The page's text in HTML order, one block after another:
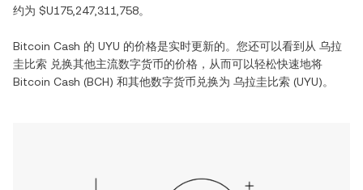
约为 $U175,247,311,758。
Bitcoin Cash 的 UYU 的价格是实时更新的。您还可以看到从 乌拉
圭比索 兑换其他主流数字货币的价格，从而可以轻松快速地将
Bitcoin Cash (BCH) 和其他数字货币兑换为 乌拉圭比索 (UYU)。